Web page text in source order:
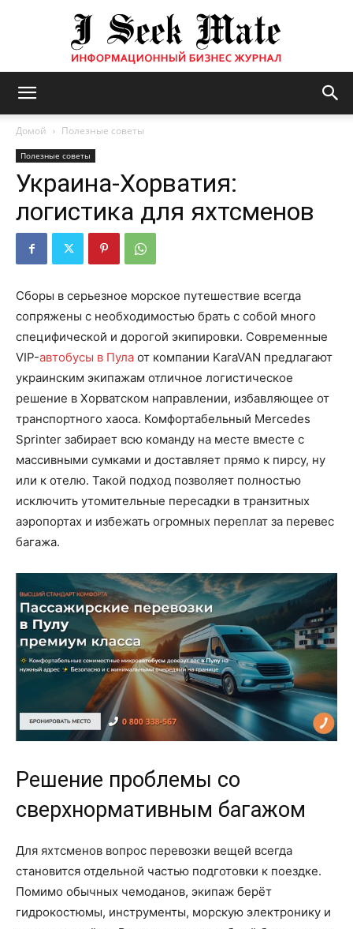
журнал
ISM
Домой Полезные советы
Полезные советы
Украина-Хорватия:
логистика для яхтсменов
Сборы в серьезное морское путешествие всегда
сопряжены с необходимостью брать с собой много
специфической и дорогой экипировки. Современные
VIP-автобусы в Пула от компании KaraVAN предлагают
украинским экипажам отличное логистическое
решение в Хорватском направлении, избавляющее от
транспортного хаоса. Комфортабельный Mercedes
Sprinter забирает всю команду на месте вместе с
массивными сумками и доставляет прямо к пирсу, ну
или к отелю. Такой подход позволяет полностью
исключить утомительные пересадки в транзитных
аэропортах и избежать огромных переплат за перевес
багажа.
Решение проблемы со
сверхнормативным багажом
Для яхтсменов вопрос перевозки вещей всегда
становится отдельной частью подготовки к поездке.
Помимо обычных чемоданов, экипаж берёт
гидрокостюмы, инструменты, морскую электронику и